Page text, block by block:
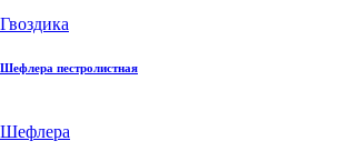
Гвоздика
Шефлера пестролистная
Шефлера